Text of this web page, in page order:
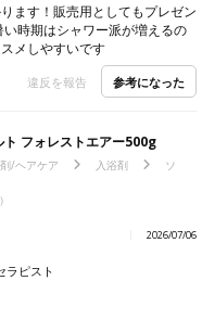
ます！販売用としてもプレゼン
時期はシャワー派が増えるの
メしやすいです
違反を報告 参考になった
ト フォレストエアー500g
/ヘアケア 入浴剤
ソ
2026/07/06
ラピスト